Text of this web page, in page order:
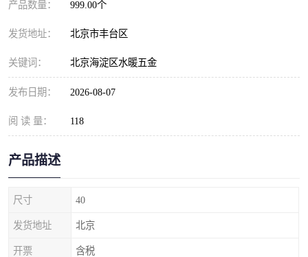
产品数量： 999.00个
发货地址： 北京市丰台区
关键词： 北京海淀区水暖五金
发布日期： 2026-08-07
阅 读 量： 118
产品描述
尺寸 40
发货地址 北京
开票 含税